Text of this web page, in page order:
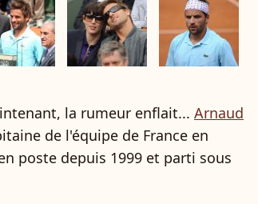
la rumeur enflait... Arnaud
de l'équipe de France en
poste depuis 1999 et parti sous